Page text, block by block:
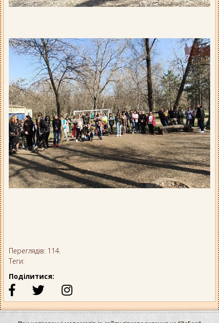
Переглядів: 114.
Теги:
Поділитися: